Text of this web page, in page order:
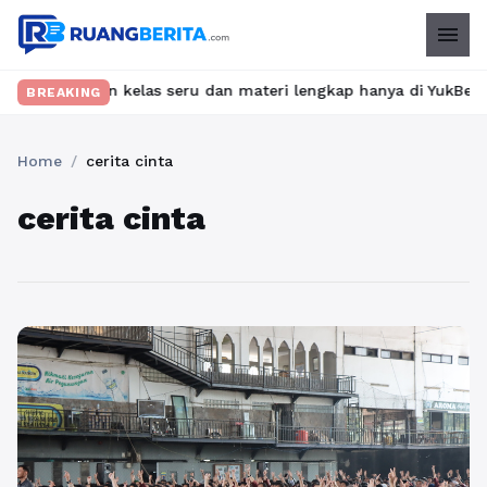
menu
BREAKING
kelas seru dan materi lengkap hanya di
Home / cerita cinta
cerita cinta